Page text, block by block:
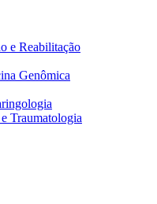
e Reabilitação
Genômica
Traumatologia